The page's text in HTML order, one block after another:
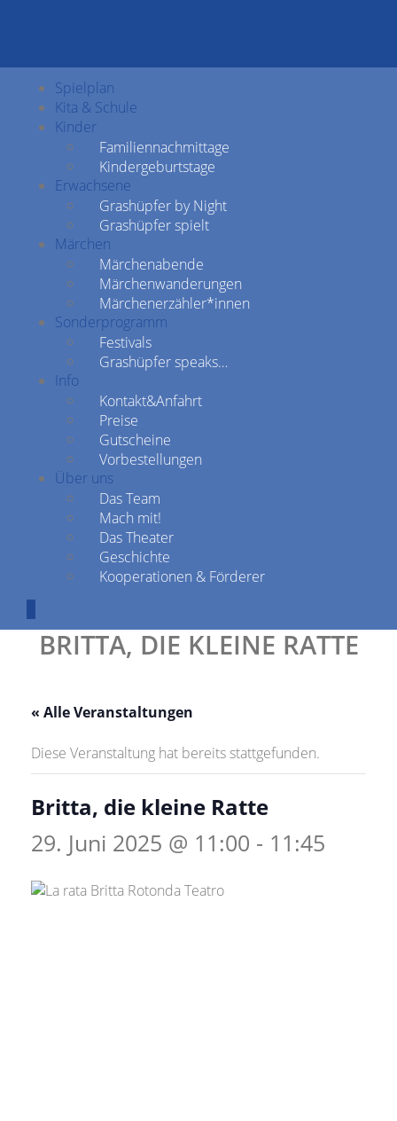
Spielplan
Kita & Schule
Kinder
Familiennachmittage
Kindergeburtstage
Erwachsene
Grashüpfer by Night
Grashüpfer spielt
Märchen
Märchenabende
Märchenwanderungen
Märchenerzähler*innen
Sonderprogramm
Festivals
Grashüpfer speaks…
Info
Kontakt&Anfahrt
Preise
Gutscheine
Vorbestellungen
Über uns
Das Team
Mach mit!
Das Theater
Geschichte
Kooperationen & Förderer
BRITTA, DIE KLEINE RATTE
« Alle Veranstaltungen
Diese Veranstaltung hat bereits stattgefunden.
Britta, die kleine Ratte
29. Juni 2025 @ 11:00 - 11:45